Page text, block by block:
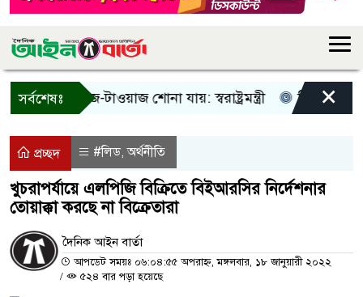
সর্বশেষঃ
শুধু আওয়াজ-টাওয়াজ শোনা যায়: স্বরাষ্ট্রমন্ত্রী তিন দিনের
×
প্রচ্ছদ #লিড,অর্থনীতি
খুচরাপর্যায়ে এলপিজি বিক্রিতে বিইআরসির নির্দেশনার
তোয়াক্কা করছে না বিক্রেতারা
দৈনিক আইন বার্তা
আপডেট সময়ঃ ০৬:০৪:৫৫ অপরাহ্ন, মঙ্গলবার, ১৮ জানুয়ারী ২০২২
/
৫২৪ বার পড়া হয়েছে